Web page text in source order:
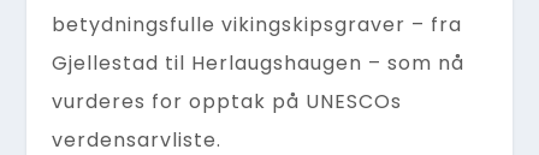
betydningsfulle vikingskipsgraver – fra
Gjellestad til Herlaugshaugen – som nå
vurderes for opptak på UNESCOs
verdensarvliste.